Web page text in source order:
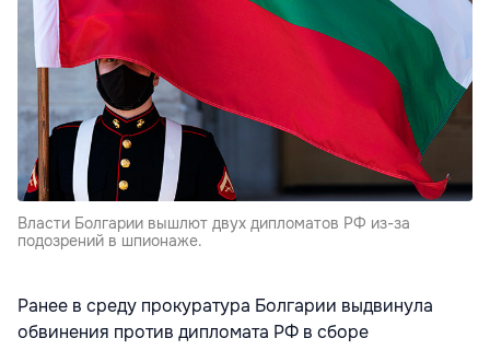
Власти Болгарии вышлют двух дипломатов РФ из-за
подозрений в шпионаже.
Ранее в среду прокуратура Болгарии выдвинула
обвинения против дипломата РФ в сборе